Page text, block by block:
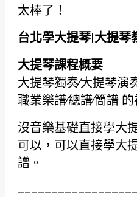
太棒了！
台北學大提琴| 大提琴
大提琴課程概要
大提琴獨奏∕大提琴演
職業樂譜∕總譜∕簡譜
沒音樂基礎直接學大
可以，可以直接學大
譜。